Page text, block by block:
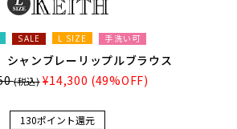
SALE L SIZE 手洗い可
シャンブレーリップルブラウス
(税込) ¥14,300 (49%OFF)
130ポイント還元